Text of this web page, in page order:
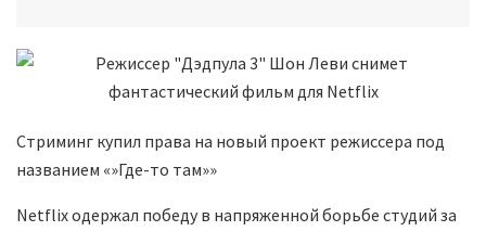
Стриминг купил права на новый проект режиссера под
названием «»Где-то там»»
Netflix одержал победу в напряженной борьбе студий за